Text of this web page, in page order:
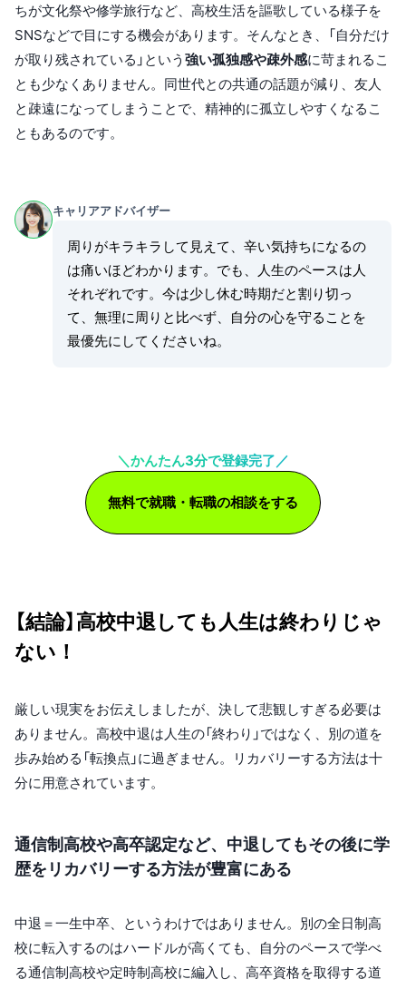
ちが文化祭や修学旅行など、高校生活を謳歌している様子を
SNSなどで目にする機会があります。そんなとき、「自分だけ
が取り残されている」という 強い孤独感や疎外感に苛まれるこ
とも少なくありません。同世代との共通の話題が減り、友人
と疎遠になってしまうことで、精神的に孤立しやすくなるこ
ともあるのです。
キャリアアドバイザー
周りがキラキラして見えて、辛い気持ちになるの
は痛いほどわかります。でも、人生のペースは人
それぞれです。今は少し休む時期だと割り切っ
て、無理に周りと比べず、自分の心を守ることを
最優先にしてくださいね。
＼かんたん3分で登録完了／
無料で就職・転職の相談をする
【結論】高校中退しても人生は終わりじゃ
ない！
厳しい現実をお伝えしましたが、決して悲観しすぎる必要は
ありません。高校中退は人生の「終わり」ではなく、別の道を
歩み始める「転換点」に過ぎません。リカバリーする方法は十
分に用意されています。
通信制高校や高卒認定など、中退してもその後に学
歴をリカバリーする方法が豊富にある
中退＝一生中卒、というわけではありません。別の全日制高
校に転入するのはハードルが高くても、自分のペースで学べ
る通信制高校や定時制高校に編入し、高卒資格を取得する道